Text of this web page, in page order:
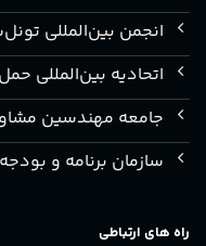
انجمن بین‌المللی
اتحادیه بین‌المللی
جامعه مهندسین
سازمان برنامه و
راه های ارتباطی